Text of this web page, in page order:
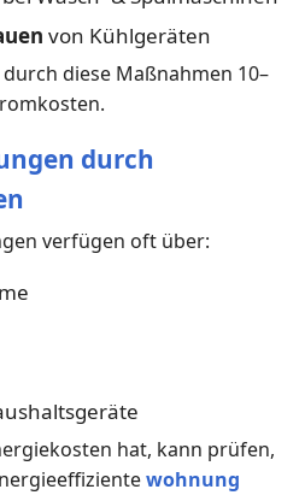
von Kühlgeräten
diese Maßnahmen 10–
durch
verfügen oft über:
hat, kann prüfen,
wohnung